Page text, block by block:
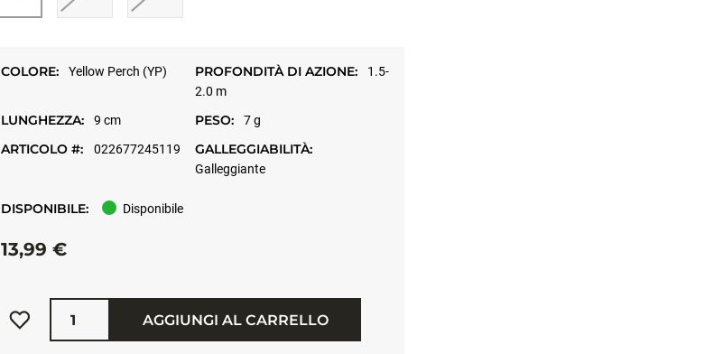
YOUTUBE
COLORE: Yellow Perch (YP) PROFONDITÀ DI AZIONE:
1.5-
2.0 m
LUNGHEZZA: 9 cm PESO: 7 g
ARTICOLO #: 022677245119 GALLEGGIABILITÀ:
Galleggiante
DISPONIBILE: Disponibile
13,99 €
Quantità
AGGIUNGI AL CARRELLO